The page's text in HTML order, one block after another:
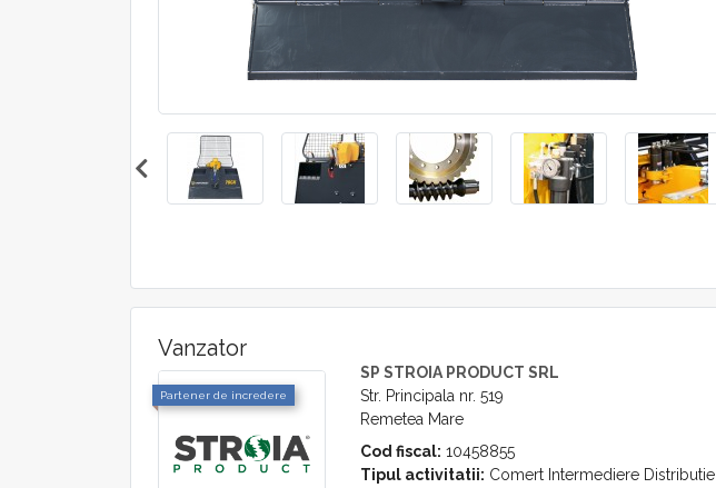
Vanzator
Partener de incredere
SP STROIA PRODUCT SRL
Str. Principala nr. 519
Remetea Mare
Cod fiscal: 10458855
Tipul activitatii: Comert Intermediere Distributie